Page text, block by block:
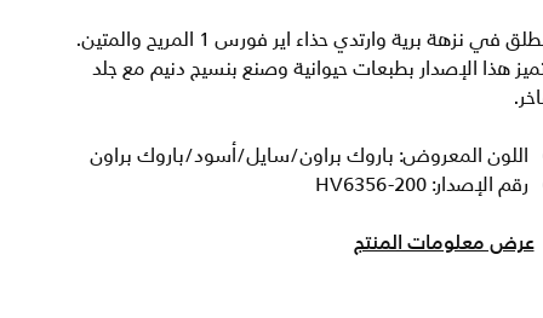
انطلق في نزهة برية وارتدي حذاء اير فورس 1 المريح والمتين.
هذا الإصدار بطبعات حيوانية وصنع بنسيج دنيم مع جلد
اللون المعروض: باروك براون/سايل/أسود/باروك براون
رقم الإصدار: HV6356-200
عرض معلومات المنتج